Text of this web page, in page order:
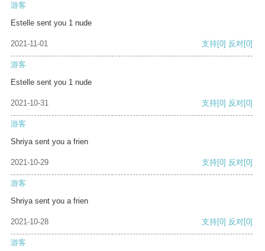
游客
Estelle sent you 1 nude
2021-11-01 支持[0] 反对[0]
游客
Estelle sent you 1 nude
2021-10-31 支持[0] 反对[0]
游客
Shriya sent you a frien
2021-10-29 支持[0] 反对[0]
游客
Shriya sent you a frien
2021-10-28 支持[0] 反对[0]
游客